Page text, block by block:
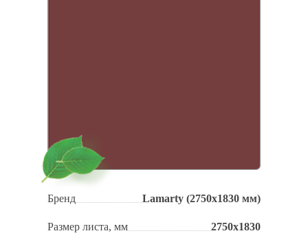
Бренд Lamarty (2750x1830 мм)
Размер листа, мм 2750х1830